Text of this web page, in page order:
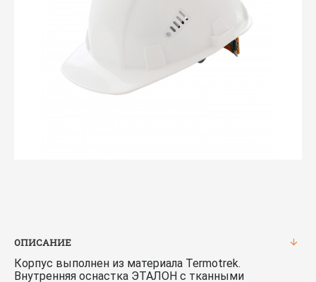
ОПИСАНИЕ
Корпус выполнен из материала Termotrek.
Внутренняя оснастка ЭТАЛОН с тканными